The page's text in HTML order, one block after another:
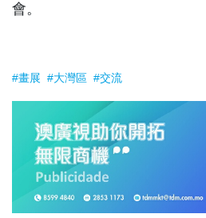
會。
#畫展 #大灣區 #交流